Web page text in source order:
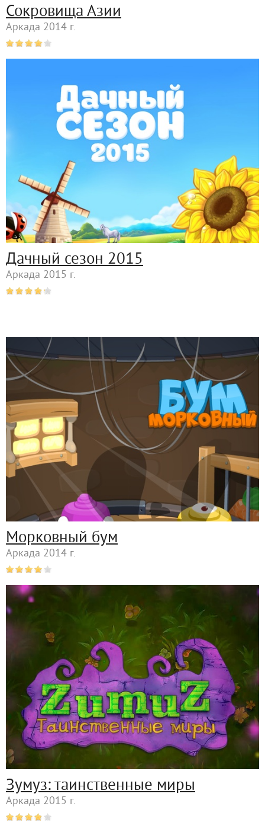
Сокровища Азии
Аркада 2014 г.
Дачный сезон 2015
Аркада 2015 г.
Морковный бум
Аркада 2014 г.
Зумуз: таинственные миры
Аркада 2015 г.